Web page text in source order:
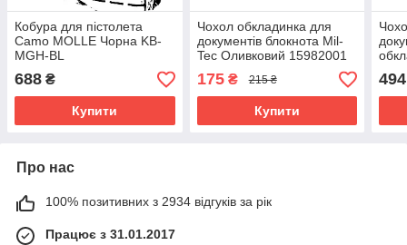
Кобура для пістолета
Camo MOLLE Чорна KB-
MGH-BL
688 ₴
Купити
Чохол обкладинка для
документів блокнота Mil-
Tec Оливковий 15982001
175₴ 215 ₴
Купити
494
Про нас
100% позитивних з 2934 відгуків за рік
Працює з 31.01.2017